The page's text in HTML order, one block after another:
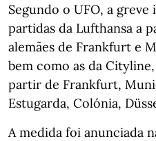
Segundo o UFO, a greve
partidas da Lufthansa a
alemães de Frankfurt e
bem como as da
partir de Frankfurt,
Estugarda, Colónia,
A medida foi anunciada